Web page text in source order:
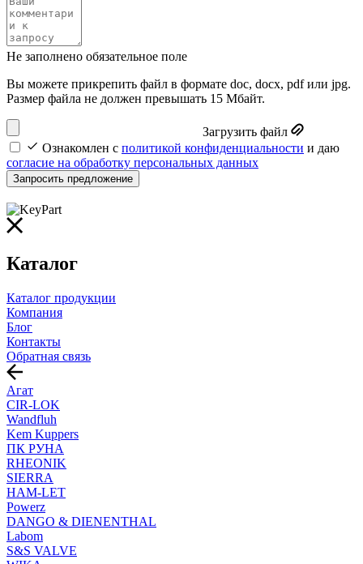
Не заполнено обязательное поле
Вы можете прикрепить файл в формате doc, docx, pdf или jpg.
Размер файла не должен превышать 15 Мбайт.
Загрузить файл
Ознакомлен с политикой конфиденциальности и даю
согласие на обработку персональных данных
Запросить предложение
Каталог
Каталог продукции
Компания
Блог
Контакты
Обратная связь
Агат
CIR-LOK
Wandfluh
Kem Kuppers
ПК РУНА
RHEONIK
SIERRA
HAM-LET
Powerz
DANGO & DIENENTHAL
Labom
S&S VALVE